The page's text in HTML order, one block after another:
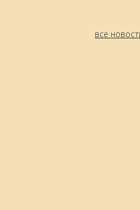
все